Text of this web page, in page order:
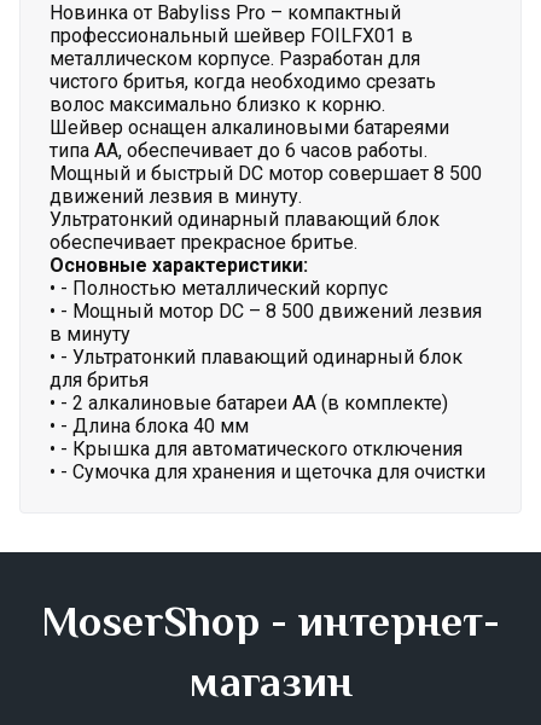
Новинка от Babyliss Pro – компактный
профессиональный шейвер FOILFX01 в
металлическом корпусе. Разработан для
чистого бритья, когда необходимо срезать
волос максимально близко к корню.
Шейвер оснащен алкалиновыми батареями
типа АА, обеспечивает до 6 часов работы.
Мощный и быстрый DC мотор совершает 8 500
движений лезвия в минуту.
Ультратонкий одинарный плавающий блок
обеспечивает прекрасное бритье.
Основные характеристики:
• - Полностью металлический корпус
• - Мощный мотор DC – 8 500 движений лезвия
в минуту
• - Ультратонкий плавающий одинарный блок
для бритья
• - 2 алкалиновые батареи AA (в комплекте)
• - Длина блока 40 мм
• - Крышка для автоматического отключения
• - Сумочка для хранения и щеточка для очистки
MoserShop - интернет-
магазин